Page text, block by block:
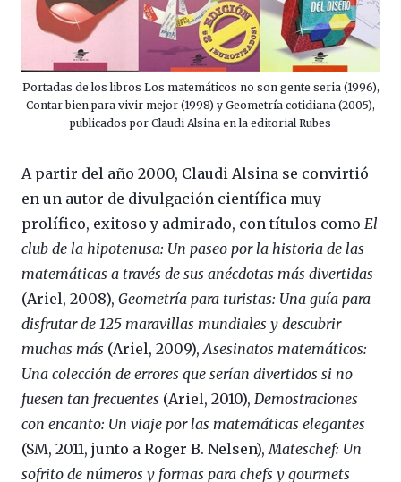
Portadas de los libros Los matemáticos no son gente seria (1996),
Contar bien para vivir mejor (1998) y Geometría cotidiana (2005),
publicados por Claudi Alsina en la editorial Rubes
A partir del año 2000, Claudi Alsina se convirtió
en un autor de divulgación científica muy
prolífico, exitoso y admirado, con títulos como El
club de la hipotenusa: Un paseo por la historia de las
matemáticas a través de sus anécdotas más divertidas
(Ariel, 2008), Geometría para turistas: Una guía para
disfrutar de 125 maravillas mundiales y descubrir
muchas más (Ariel, 2009), Asesinatos matemáticos:
Una colección de errores que serían divertidos si no
fuesen tan frecuentes (Ariel, 2010), Demostraciones
con encanto: Un viaje por las matemáticas elegantes
(SM, 2011, junto a Roger B. Nelsen), Mateschef: Un
sofrito de números y formas para chefs y gourmets